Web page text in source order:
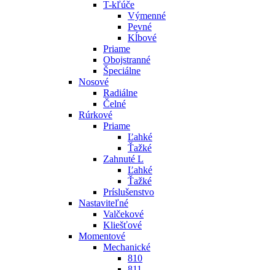
T-kľúče
Výmenné
Pevné
Kĺbové
Priame
Obojstranné
Špeciálne
Nosové
Radiálne
Čelné
Rúrkové
Priame
Ľahké
Ťažké
Zahnuté L
Ľahké
Ťažké
Príslušenstvo
Nastaviteľné
Valčekové
Kliešťové
Momentové
Mechanické
810